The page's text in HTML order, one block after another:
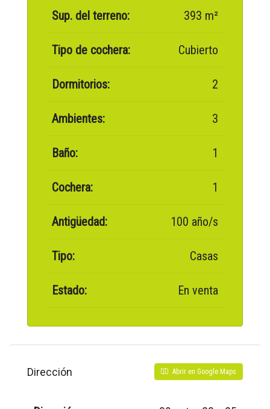
Sup. del terreno: 393 m²
Tipo de cochera: Cubierto
Dormitorios: 2
Ambientes: 3
Baño: 1
Cochera: 1
Antigüedad: 100 año/s
Tipo: Casas
Estado: En venta
Dirección Abrir en Google Maps